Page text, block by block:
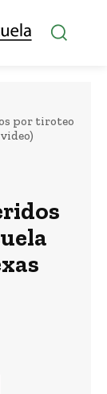
por tiroteo